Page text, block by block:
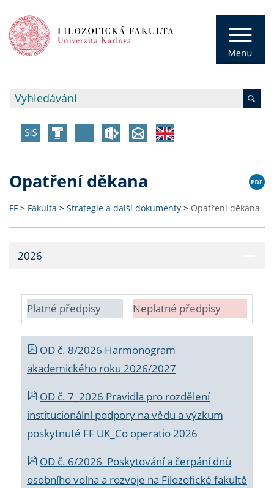
Opatření děkana
FF > Fakulta > Strategie a další dokumenty > Opatření děkana
2026
Platné předpisy Neplatné předpisy
OD č. 8/2026 Harmonogram
akademického roku 2026/2027
OD č. 7_2026 Pravidla pro rozdělení
institucionální podpory na vědu a výzkum
poskytnuté FF UK_Co operatio 2026
OD č. 6/2026 Poskytování a čerpání dnů
osobního volna a rozvoje na Filozofické fakultě